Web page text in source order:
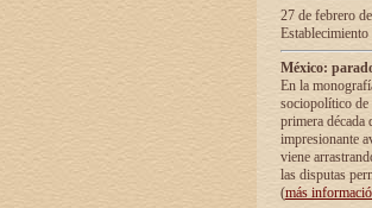
27 de febrero
México:
En la
sociopolítico de
primera década
impresionante
viene
las disputas
(más